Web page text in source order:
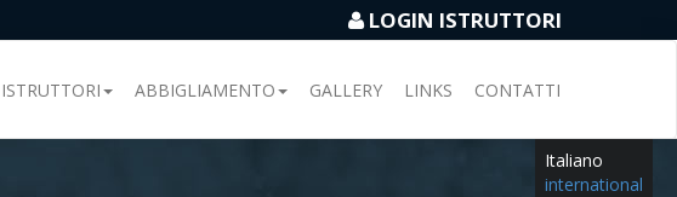
LOGIN ISTRUTTORI
ISTRUTTORI ABBIGLIAMENTO GALLERY LINKS CONTATTI
Italiano
international